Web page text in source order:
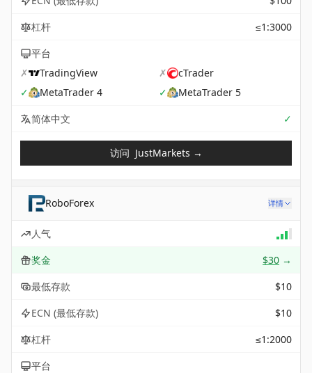
杠杆
≤1:3000
平台
✗
TradingView ✗
cTrader
✓
MetaTrader 4 ✓
MetaTrader 5
简体中文
✓
访问 JustMarkets →
RoboForex 详情
人气
奖金
$30 →
最低存款
$10
ECN (最低存款)
$10
杠杆
≤1:2000
平台